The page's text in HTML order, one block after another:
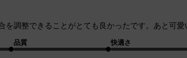
を調整できることがとても良かったです。あと可愛
品質 快適さ